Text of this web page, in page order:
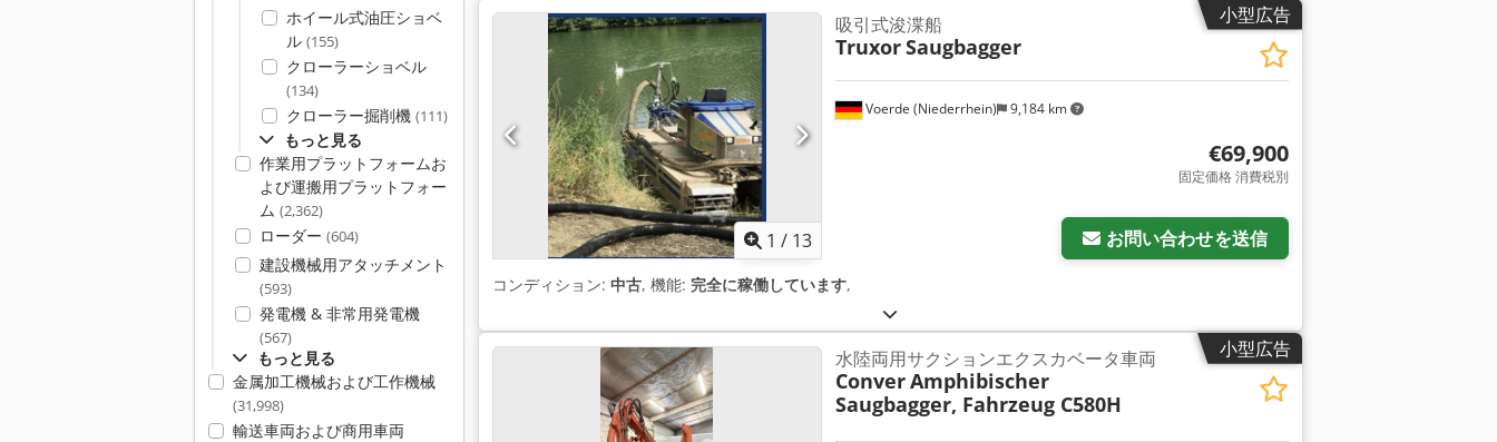
ホイール式油圧ショベ
ル (155)
クローラーショベル
(134)
クローラー掘削機 (111)
もっと見る
作業用プラットフォームお
よび運搬用プラットフォー
ム (2,362)
ローダー (604)
建設機械用アタッチメント
(593)
発電機 & 非常用発電機
(567)
もっと見る
金属加工機械および工作機械
(31,998)
輸送車両および商用車両
小型広告
1 / 13
Voerde (Niederrhein) 9,184 km
吸引式浚渫船
TruxorSaugbagger
€69,900
固定価格 消費税別
お問い合わせを送信
コンディション: 中古, 機能: 完全に稼働しています,
小型広告
水陸両用サクションエクスカベータ車両
ConverAmphibischer
Saugbagger, Fahrzeug C580H